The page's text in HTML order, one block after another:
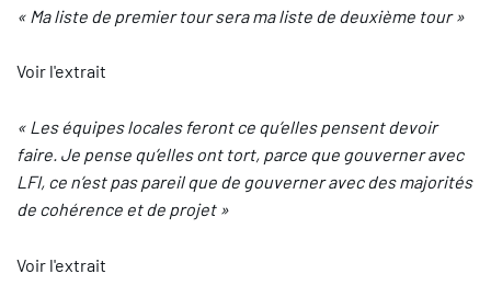
« Ma liste de premier tour sera ma liste de deuxième tour »
Voir l'extrait
« Les équipes locales feront ce qu’elles pensent devoir
faire. Je pense qu’elles ont tort, parce que gouverner avec
LFI, ce n’est pas pareil que de gouverner avec des majorités
de cohérence et de projet »
Voir l'extrait